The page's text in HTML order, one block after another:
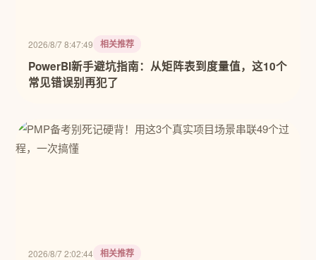
2026/8/7 8:47:49 相关推荐
PowerBI新手避坑指南：从矩阵表到度量值，这10个
常见错误别再犯了
2026/8/7 2:02:44 相关推荐